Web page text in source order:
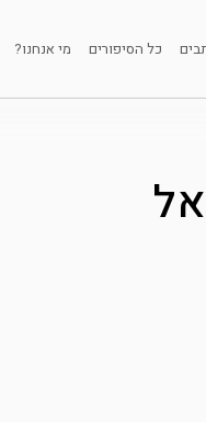
כל הסיפורים מי אנחנו?